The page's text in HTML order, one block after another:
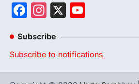
Facebook
Instagram
X
Subscribe
Subscribe to notifications